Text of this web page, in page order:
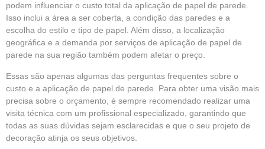
podem influenciar o custo total da aplicação de papel de parede.
Isso inclui a área a ser coberta, a condição das paredes e a
escolha do estilo e tipo de papel. Além disso, a localização
geográfica e a demanda por serviços de aplicação de papel de
parede na sua região também podem afetar o preço.
Essas são apenas algumas das perguntas frequentes sobre o
custo e a aplicação de papel de parede. Para obter uma visão mais
precisa sobre o orçamento, é sempre recomendado realizar uma
visita técnica com um profissional especializado, garantindo que
todas as suas dúvidas sejam esclarecidas e que o seu projeto de
decoração atinja os seus objetivos.